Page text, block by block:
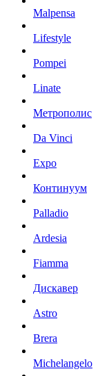
Malpensa
Lifestyle
Pompei
Linate
Метрополис
Da Vinci
Expo
Континуум
Palladio
Ardesia
Fiamma
Дискавер
Astro
Brera
Michelangelo